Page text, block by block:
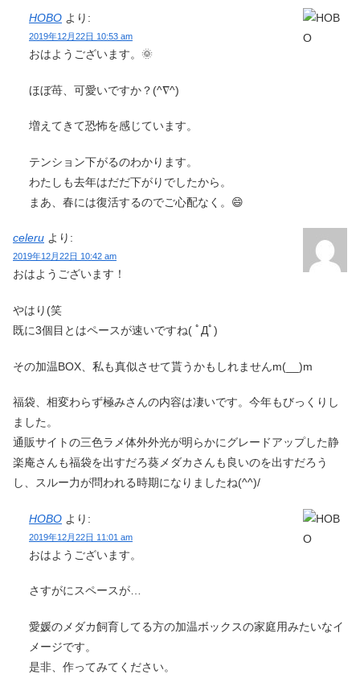
HOBO より:
2019年12月22日 10:53 am
おはようございます。🌞
ほぼ苺、可愛いですか？(^∇^)
増えてきて恐怖を感じています。
テンション下がるのわかります。
わたしも去年はだだ下がりでしたから。
まあ、春には復活するのでご心配なく。😄
celeru より:
2019年12月22日 10:42 am
おはようございます！
やはり(笑
既に3個目とはペースが速いですね( ﾟДﾟ)
その加温BOX、私も真似させて貰うかもしれませんm(__)m
福袋、相変わらず極みさんの内容は凄いです。今年もびっくりし
ました。
通販サイトの三色ラメ体外外光が明らかにグレードアップした静
楽庵さんも福袋を出すだろ葵メダカさんも良いのを出すだろう
し、スルー力が問われる時期になりましたね(^^)/
HOBO より:
2019年12月22日 11:01 am
おはようございます。
さすがにスペースが…
愛媛のメダカ飼育してる方の加温ボックスの家庭用みたいなイ
メージです。
是非、作ってみてください。